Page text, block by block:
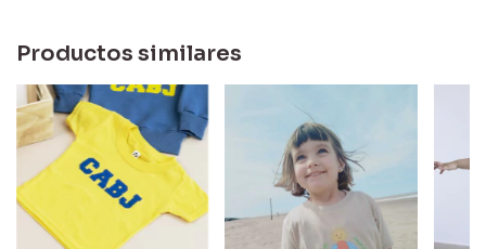
Productos similares